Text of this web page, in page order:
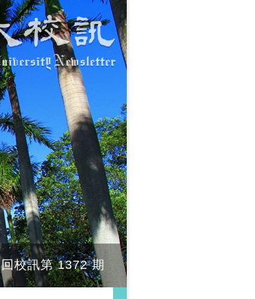
回校訊第 1372 期